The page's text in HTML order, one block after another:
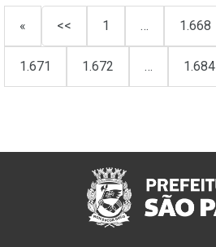
« << 1 … 1.668
1.671 1.672 … 1.684